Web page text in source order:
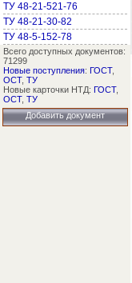
ТУ 48-21-521-76
ТУ 48-21-30-82
ТУ 48-5-152-78
Всего доступных документов:
71299
Новые поступления: ГОСТ,
ОСТ, ТУ
Новые карточки НТД: ГОСТ,
ОСТ, ТУ
Добавить документ